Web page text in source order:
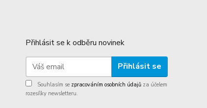
Přihlásit se k odběru novinek
Přihlásit se
Souhlasím se zpracováním osobních údajů za účelem
rozesílky newsletteru.